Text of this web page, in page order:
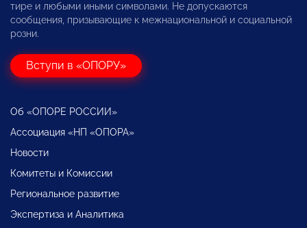
тире и любыми иными символами. Не допускаются
сообщения, призывающие к межнациональной и социальной
розни.
Вступи в «ОПОРУ»
Об «ОПОРЕ РОССИИ»
Ассоциация «НП «ОПОРА»
Новости
Комитеты и Комиссии
Региональное развитие
Экспертиза и Аналитика